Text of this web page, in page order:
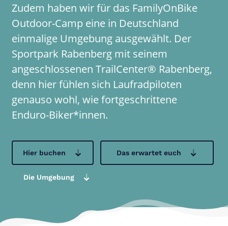
Zudem haben wir für das FamilyOnBike
Outdoor-Camp eine in Deutschland
einmalige Umgebung ausgewählt. Der
Sportpark Rabenberg mit seinem
angeschlossenen TrailCenter® Rabenberg,
denn hier fühlen sich Laufradpiloten
genauso wohl, wie fortgeschrittene
Enduro-Biker*innen.
Hier buchen Das erwartet euch
Die Umgebung